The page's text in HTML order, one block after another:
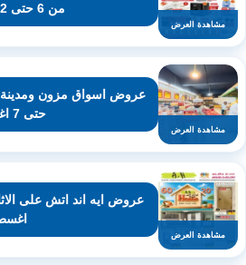
مشاهدة العرض
من 6 حتى 12 اغسطس
مشاهدة العرض
حتى 7 اغسطس
مشاهدة العرض